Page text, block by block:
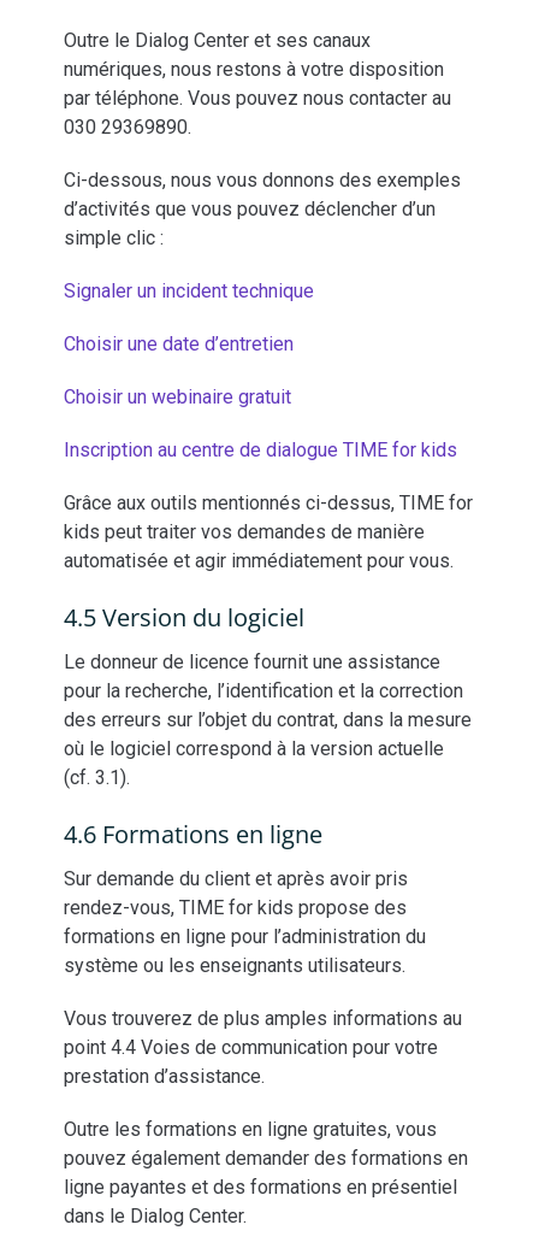
Outre le Dialog Center et ses canaux
numériques, nous restons à votre disposition
par téléphone. Vous pouvez nous contacter au
030 29369890.
Ci-dessous, nous vous donnons des exemples
d’activités que vous pouvez déclencher d’un
simple clic :
Signaler un incident technique
Choisir une date d’entretien
Choisir un webinaire gratuit
Inscription au centre de dialogue TIME for kids
Grâce aux outils mentionnés ci-dessus, TIME for
kids peut traiter vos demandes de manière
automatisée et agir immédiatement pour vous.
4.5 Version du logiciel
Le donneur de licence fournit une assistance
pour la recherche, l’identification et la correction
des erreurs sur l’objet du contrat, dans la mesure
où le logiciel correspond à la version actuelle
(cf. 3.1).
4.6 Formations en ligne
Sur demande du client et après avoir pris
rendez-vous, TIME for kids propose des
formations en ligne pour l’administration du
système ou les enseignants utilisateurs.
Vous trouverez de plus amples informations au
point 4.4 Voies de communication pour votre
prestation d’assistance.
Outre les formations en ligne gratuites, vous
pouvez également demander des formations en
ligne payantes et des formations en présentiel
dans le Dialog Center.